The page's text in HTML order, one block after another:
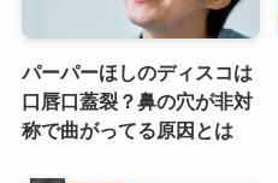
パーパーほしのディスコは
口唇口蓋裂？鼻の穴が非対
称で曲がってる原因とは